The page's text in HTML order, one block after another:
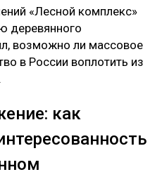
«Лесной комплекс»
деревянного
возможно ли массовое
в России воплотить из
как